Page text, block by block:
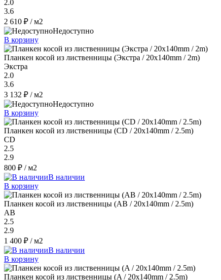
2.0
3.6
2 610 ₽ / м2
Недоступно
В корзину
Планкен косой из лиственницы (Экстра / 20x140mm / 2m)
Экстра
2.0
3.6
3 132 ₽ / м2
Недоступно
В корзину
Планкен косой из лиственницы (CD / 20x140mm / 2.5m)
CD
2.5
2.9
800 ₽ / м2
В наличии
В корзину
Планкен косой из лиственницы (AB / 20x140mm / 2.5m)
AB
2.5
2.9
1 400 ₽ / м2
В наличии
В корзину
Планкен косой из лиственницы (A / 20x140mm / 2.5m)